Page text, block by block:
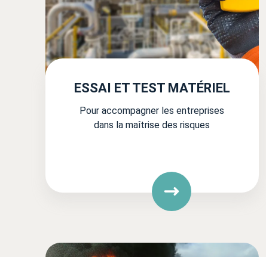
ESSAI ET TEST MATÉRIEL
Pour accompagner les entreprises
dans la maîtrise des risques